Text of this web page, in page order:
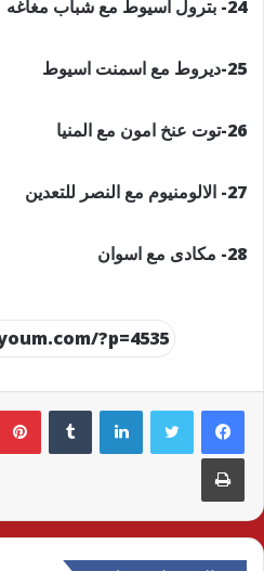
24- بترول اسيوط مع شباب مغاغه
25-ديروط مع اسمنت اسيوط
26-توت عنخ امون مع المنيا
27- الالومنيوم مع النصر للتعدين
28- مكادى مع اسوان
لينكدإن
طباعة